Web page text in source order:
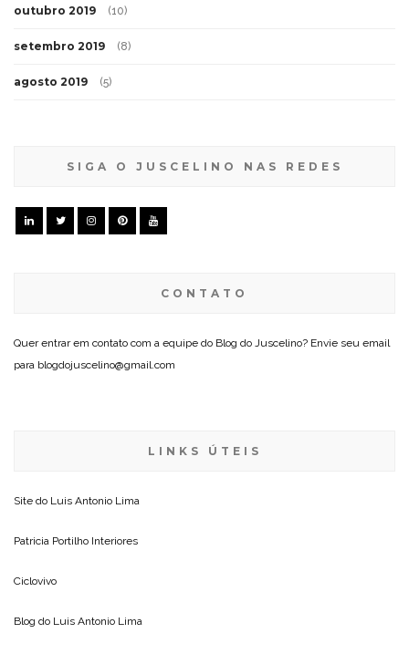
outubro 2019 (10)
setembro 2019 (8)
agosto 2019 (5)
SIGA O JUSCELINO NAS REDES
CONTATO
Quer entrar em contato com a equipe do Blog do Juscelino? Envie seu email
para blogdojuscelino@gmail.com
LINKS ÚTEIS
Site do Luis Antonio Lima
Patricia Portilho Interiores
Ciclovivo
Blog do Luis Antonio Lima